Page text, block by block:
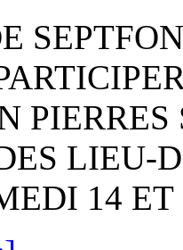
LIEU-
14